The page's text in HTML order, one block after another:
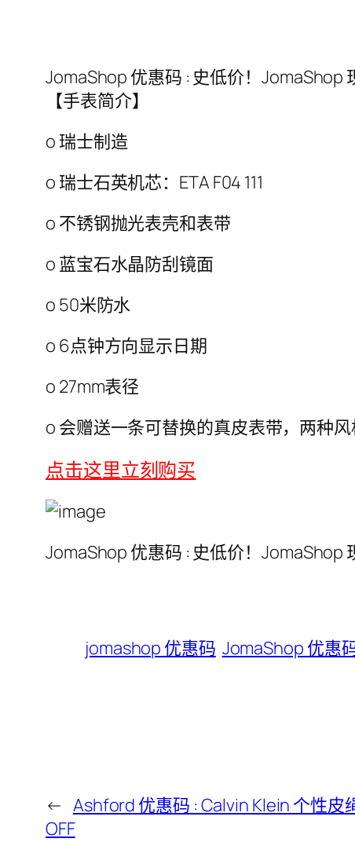
JomaShop 优惠码 : 史低价！
【手表简介】
o 瑞士制造
o 瑞士石英机芯：ETA F04 111
o 不锈钢抛光表壳和表带
o 蓝宝石水晶防刮镜面
o 50米防水
o 6点钟方向显示日期
o 27mm表径
o 会赠送一条可替换的真皮表带，两种风
点击这里立刻购买
JomaShop 优惠码 : 史低价！
jomashop 优惠码 JomaShop 优惠
← Ashford 优惠码 : Calvin Klein 个性皮
OFF